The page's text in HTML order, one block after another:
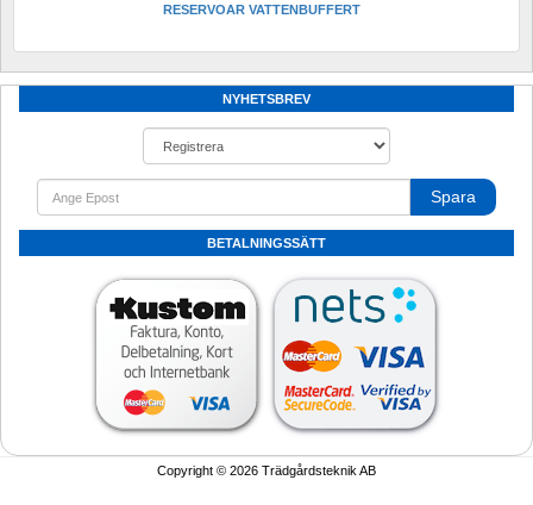
RESERVOAR VATTENBUFFERT
NYHETSBREV
Spara
BETALNINGSSÄTT
Copyright © 2026 Trädgårdsteknik AB